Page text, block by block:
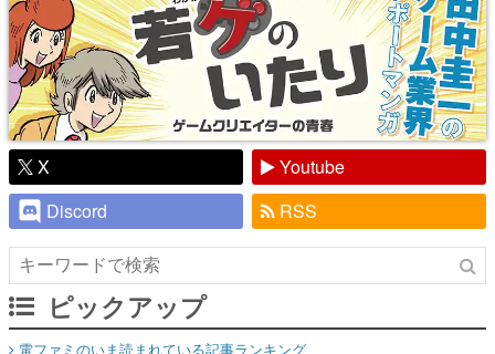
X
Youtube
Discord
RSS
ピックアップ
電ファミのいま読まれている記事ランキング